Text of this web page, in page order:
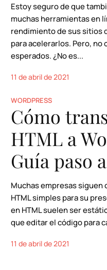
Estoy seguro de que
muchas herramientas en
rendimiento de sus sitios
para acelerarlos. Pero,
esperados. ¿No es...
11 de abril de 2021
WORDPRESS
Cómo
HTML a
Guía paso
Muchas empresas
HTML simples para su
en HTML suelen ser
que editar el código para
11 de abril de 2021